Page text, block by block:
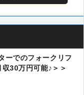
ーでのフォークリフ
30万円可能♪＞＞